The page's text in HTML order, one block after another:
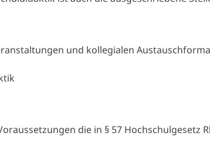
und kollegialen
die in § 57 Hochschulgesetz